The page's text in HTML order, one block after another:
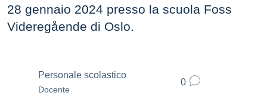
28 gennaio 2024 presso la scuola Foss
Videregående di Oslo.
Personale scolastico
Docente
0